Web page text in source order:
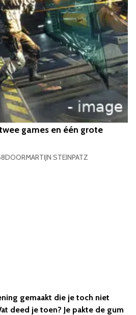
games en één grote
DOORMARTIJN STEINPATZ
gemaakt die je toch niet
deed je toen? Je pakte de gum